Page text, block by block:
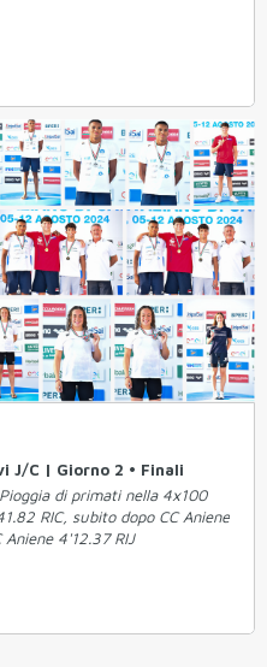
J/C | Giorno 2 • Finali
di primati nella 4x100
RIC, subito dopo CC Aniene
4'12.37 RIJ